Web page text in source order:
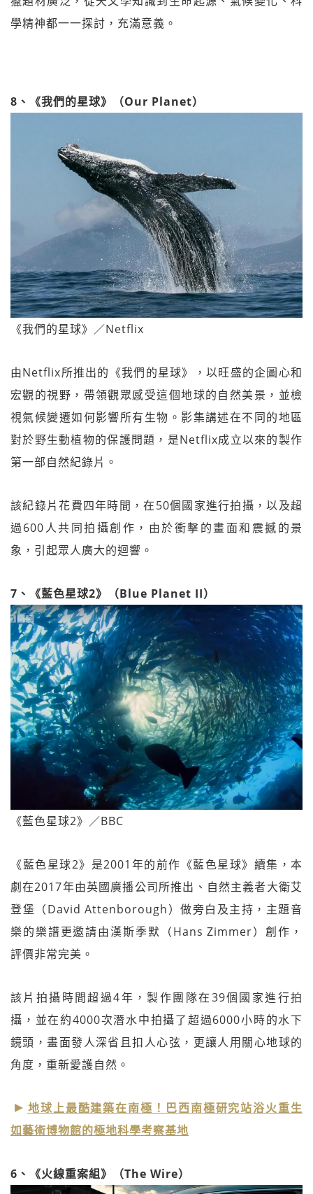
學精神都一一探討，充滿意義。
8、《我們的星球》（Our Planet）
《我們的星球》／Netflix
由Netflix所推出的《我們的星球》，以旺盛的企圖心和
宏觀的視野，帶領觀眾感受這個地球的自然美景，並檢
視氣候變遷如何影響所有生物。影集講述在不同的地區
對於野生動植物的保護問題，是Netflix成立以來的製作
第一部自然紀錄片。
該紀錄片花費四年時間，在50個國家進行拍攝，以及超
過600人共同拍攝創作，由於衝擊的畫面和震撼的景
象，引起眾人廣大的迴響。
7、《藍色星球2》（Blue Planet II）
《藍色星球2》／BBC
《藍色星球2》是2001年的前作《藍色星球》續集，本
劇在2017年由英國廣播公司所推出、自然主義者大衛艾
登堡（David Attenborough）做旁白及主持，主題音
樂的樂譜更邀請由漢斯季默（Hans Zimmer）創作，
評價非常完美。
該片拍攝時間超過4年，製作團隊在39個國家進行拍
攝，並在約4000次潛水中拍攝了超過6000小時的水下
鏡頭，畫面發人深省且扣人心弦，更讓人用關心地球的
角度，重新愛護自然。
地球上最酷建築在南極！巴西南極研究站浴火重生
如藝術博物館的極地科學考察基地
6、《火線重案組》（The Wire）